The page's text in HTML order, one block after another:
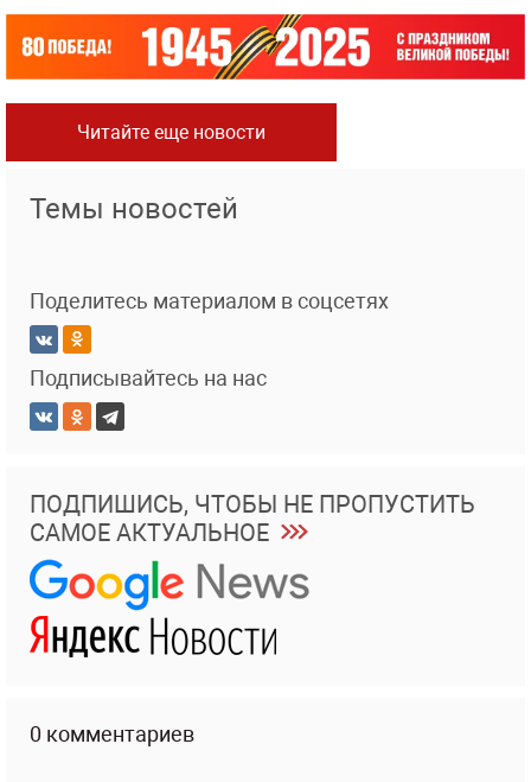
Читайте еще новости
Темы новостей
Поделитесь материалом в соцсетях
Подписывайтесь на нас
ПОДПИШИСЬ, ЧТОБЫ НЕ ПРОПУСТИТЬ
САМОЕ АКТУАЛЬНОЕ
0 комментариев